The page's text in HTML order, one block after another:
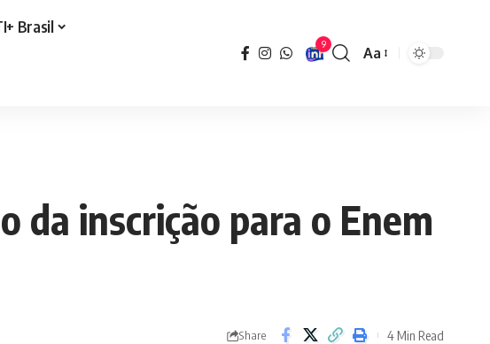
Brasil
9
Font
Aa
da inscrição para o Enem
Share 4 Min Read